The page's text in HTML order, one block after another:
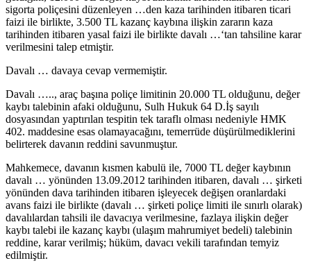
sigorta poliçesini düzenleyen …den kaza tarihinden itibaren ticari
faizi ile birlikte, 3.500 TL kazanç kaybına ilişkin zararın kaza
tarihinden itibaren yasal faizi ile birlikte davalı …‘tan tahsiline karar
verilmesini talep etmiştir.
Davalı … davaya cevap vermemiştir.
Davalı ….., araç başına poliçe limitinin 20.000 TL olduğunu, değer
kaybı talebinin afaki olduğunu, Sulh Hukuk 64 D.İş sayılı
dosyasından yaptırılan tespitin tek taraflı olması nedeniyle HMK
402. maddesine esas olamayacağını, temerrüde düşürülmediklerini
belirterek davanın reddini savunmuştur.
Mahkemece, davanın kısmen kabulü ile, 7000 TL değer kaybının
davalı … yönünden 13.09.2012 tarihinden itibaren, davalı … şirketi
yönünden dava tarihinden itibaren işleyecek değişen oranlardaki
avans faizi ile birlikte (davalı … şirketi poliçe limiti ile sınırlı olarak)
davalılardan tahsili ile davacıya verilmesine, fazlaya ilişkin değer
kaybı talebi ile kazanç kaybı (ulaşım mahrumiyet bedeli) talebinin
reddine, karar verilmiş; hüküm, davacı vekili tarafından temyiz
edilmiştir.